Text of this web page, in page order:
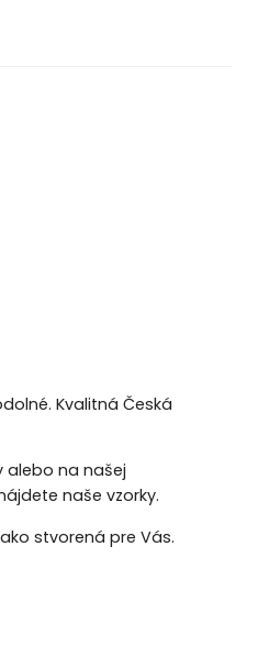
Kvalitná Česká
alebo na našej
naše vzorky.
stvorená pre Vás.